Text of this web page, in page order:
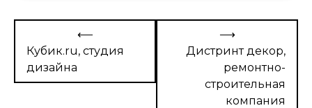
Навигация
по
записям
⟵
Кубик.ru, студия
дизайна
Дистринт декор,
ремонтно-
строительная
компания
⟶